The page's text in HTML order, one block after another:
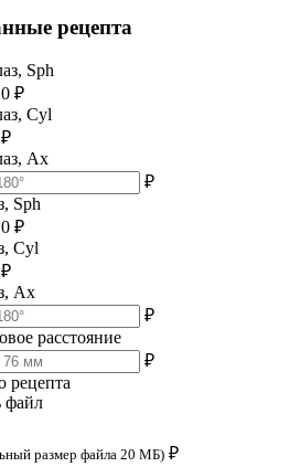
рецепта
Sph
0 ₽
Cyl
₽
Ax
₽
Sph
0 ₽
Cyl
₽
Ax
₽
расстояние
₽
рецепта
файл
размер файла 20 МБ) ₽